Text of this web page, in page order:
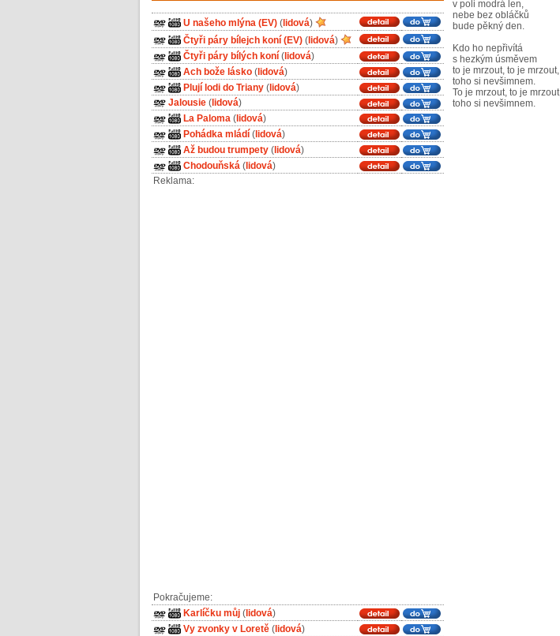
U našeho mlýna (EV) ( lidová)
Čtyři páry bílejch koní (EV) ( lidová)
Čtyři páry bílých koní ( lidová)
Ach bože lásko ( lidová)
Plují lodi do Triany ( lidová)
Jalousie ( lidová)
La Paloma ( lidová)
Pohádka mládí ( lidová)
Až budou trumpety ( lidová)
Chodouňská ( lidová)
Reklama:
Pokračujeme:
Karlíčku můj ( lidová)
Vy zvonky v Loretě ( lidová)
v poli modrá len,
nebe bez obláčků
bude pěkný den.
Kdo ho nepřivítá
s hezkým úsměvem
to je mrzout, to je mrzout,
toho si nevšimnem.
To je mrzout, to je mrzout,
toho si nevšimnem.